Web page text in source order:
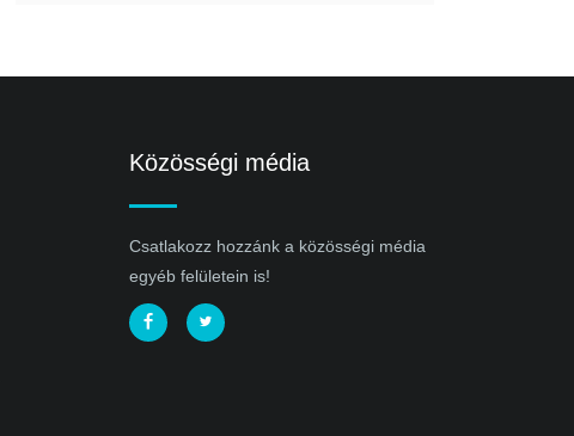
Közösségi média
Csatlakozz hozzánk a közösségi média
egyéb felületein is!